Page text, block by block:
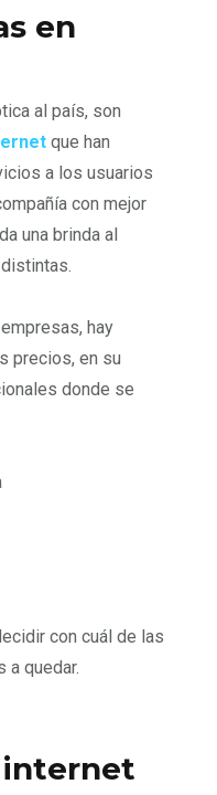
en
al país, son
que han
a los usuarios
con mejor
una brinda al
hay
precios, en su
donde se
con cuál de las
a quedar.
internet